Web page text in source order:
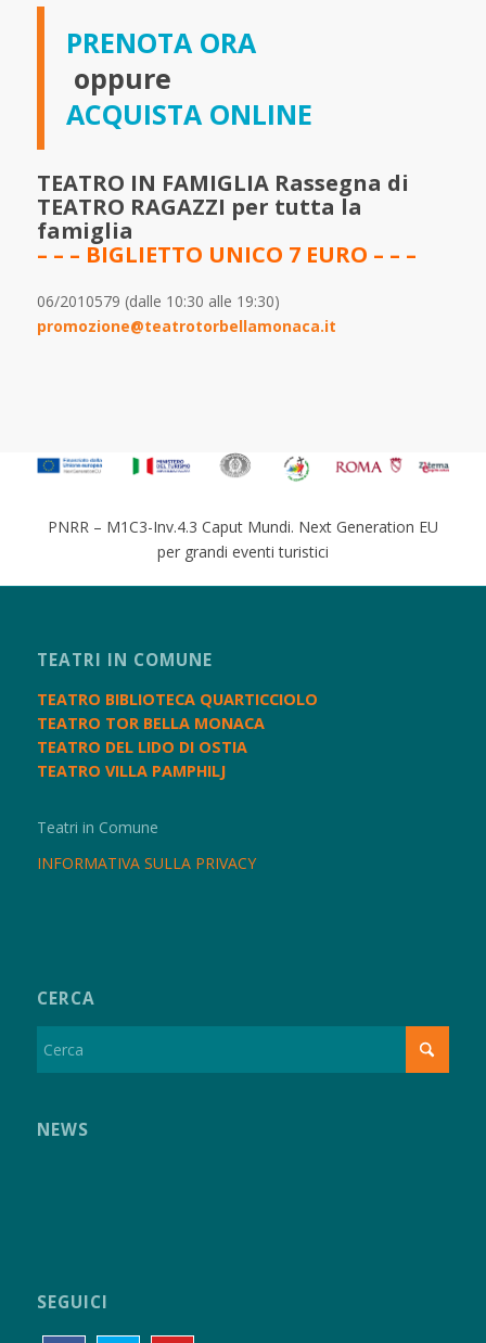
PRENOTA ORA
oppure
ACQUISTA ONLINE
TEATRO IN FAMIGLIA Rassegna di
TEATRO RAGAZZI per tutta la
famiglia
– – – BIGLIETTO UNICO 7 EURO – – –
06/2010579 (dalle 10:30 alle 19:30)
promozione@teatrotorbellamonaca.it
PNRR – M1C3-Inv.4.3 Caput Mundi. Next Generation EU
per grandi eventi turistici
TEATRI IN COMUNE
TEATRO BIBLIOTECA QUARTICCIOLO
TEATRO TOR BELLA MONACA
TEATRO DEL LIDO DI OSTIA
TEATRO VILLA PAMPHILJ
Teatri in Comune
INFORMATIVA SULLA PRIVACY
CERCA
NEWS
SEGUICI